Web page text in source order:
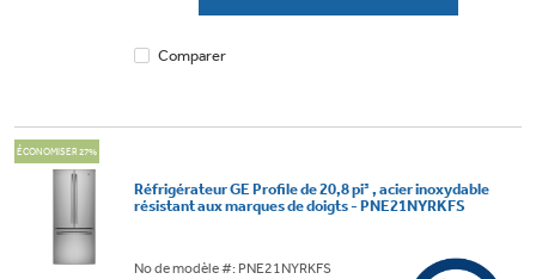
Comparer
ÉCONOMISER 27%
Réfrigérateur GE Profile de 20,8 pi³ , acier inoxydable
résistant aux marques de doigts - PNE21NYRKFS
No de modèle #: PNE21NYRKFS